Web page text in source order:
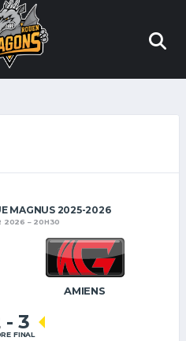
MAGNUS 2025-2026
2026 20H30
AMIENS
- 3
FINAL